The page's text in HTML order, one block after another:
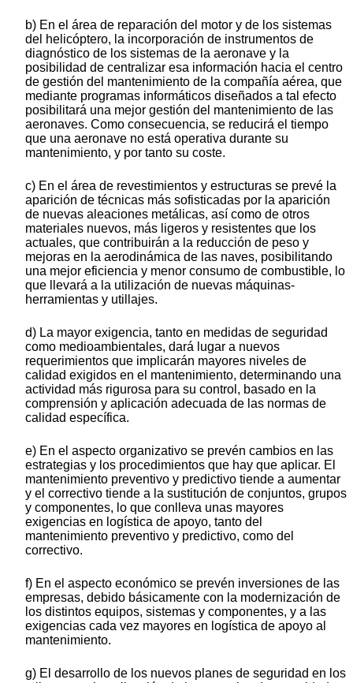
b) En el área de reparación del motor y de los sistemas
del helicóptero, la incorporación de instrumentos de
diagnóstico de los sistemas de la aeronave y la
posibilidad de centralizar esa información hacia el centro
de gestión del mantenimiento de la compañía aérea, que
mediante programas informáticos diseñados a tal efecto
posibilitará una mejor gestión del mantenimiento de las
aeronaves. Como consecuencia, se reducirá el tiempo
que una aeronave no está operativa durante su
mantenimiento, y por tanto su coste.
c) En el área de revestimientos y estructuras se prevé la
aparición de técnicas más sofisticadas por la aparición
de nuevas aleaciones metálicas, así como de otros
materiales nuevos, más ligeros y resistentes que los
actuales, que contribuirán a la reducción de peso y
mejoras en la aerodinámica de las naves, posibilitando
una mejor eficiencia y menor consumo de combustible, lo
que llevará a la utilización de nuevas máquinas-
herramientas y utillajes.
d) La mayor exigencia, tanto en medidas de seguridad
como medioambientales, dará lugar a nuevos
requerimientos que implicarán mayores niveles de
calidad exigidos en el mantenimiento, determinando una
actividad más rigurosa para su control, basado en la
comprensión y aplicación adecuada de las normas de
calidad específica.
e) En el aspecto organizativo se prevén cambios en las
estrategias y los procedimientos que hay que aplicar. El
mantenimiento preventivo y predictivo tiende a aumentar
y el correctivo tiende a la sustitución de conjuntos, grupos
y componentes, lo que conlleva unas mayores
exigencias en logística de apoyo, tanto del
mantenimiento preventivo y predictivo, como del
correctivo.
f) En el aspecto económico se prevén inversiones de las
empresas, debido básicamente con la modernización de
los distintos equipos, sistemas y componentes, y a las
exigencias cada vez mayores en logística de apoyo al
mantenimiento.
g) El desarrollo de los nuevos planes de seguridad en los